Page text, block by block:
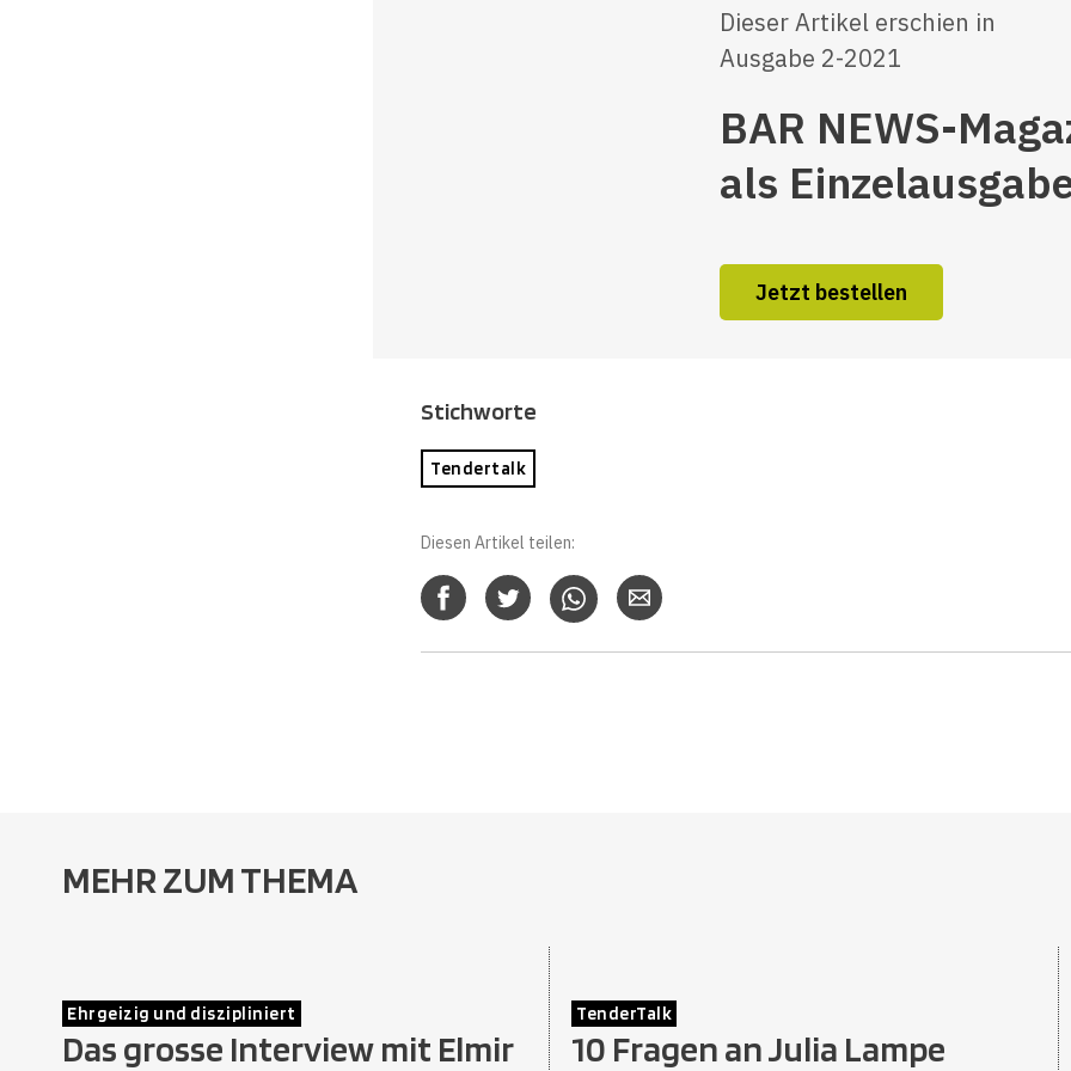
Dieser Artikel erschien in
Ausgabe 2-2021
BAR NEWS-
als
Jetzt bestellen
Stichworte
Tendertalk
Diesen Artikel teilen:
MEHR ZUM THEMA
Ehrgeizig und diszipliniert
Das grosse Interview mit Elmir
TenderTalk
10 Fragen an Julia Lampe